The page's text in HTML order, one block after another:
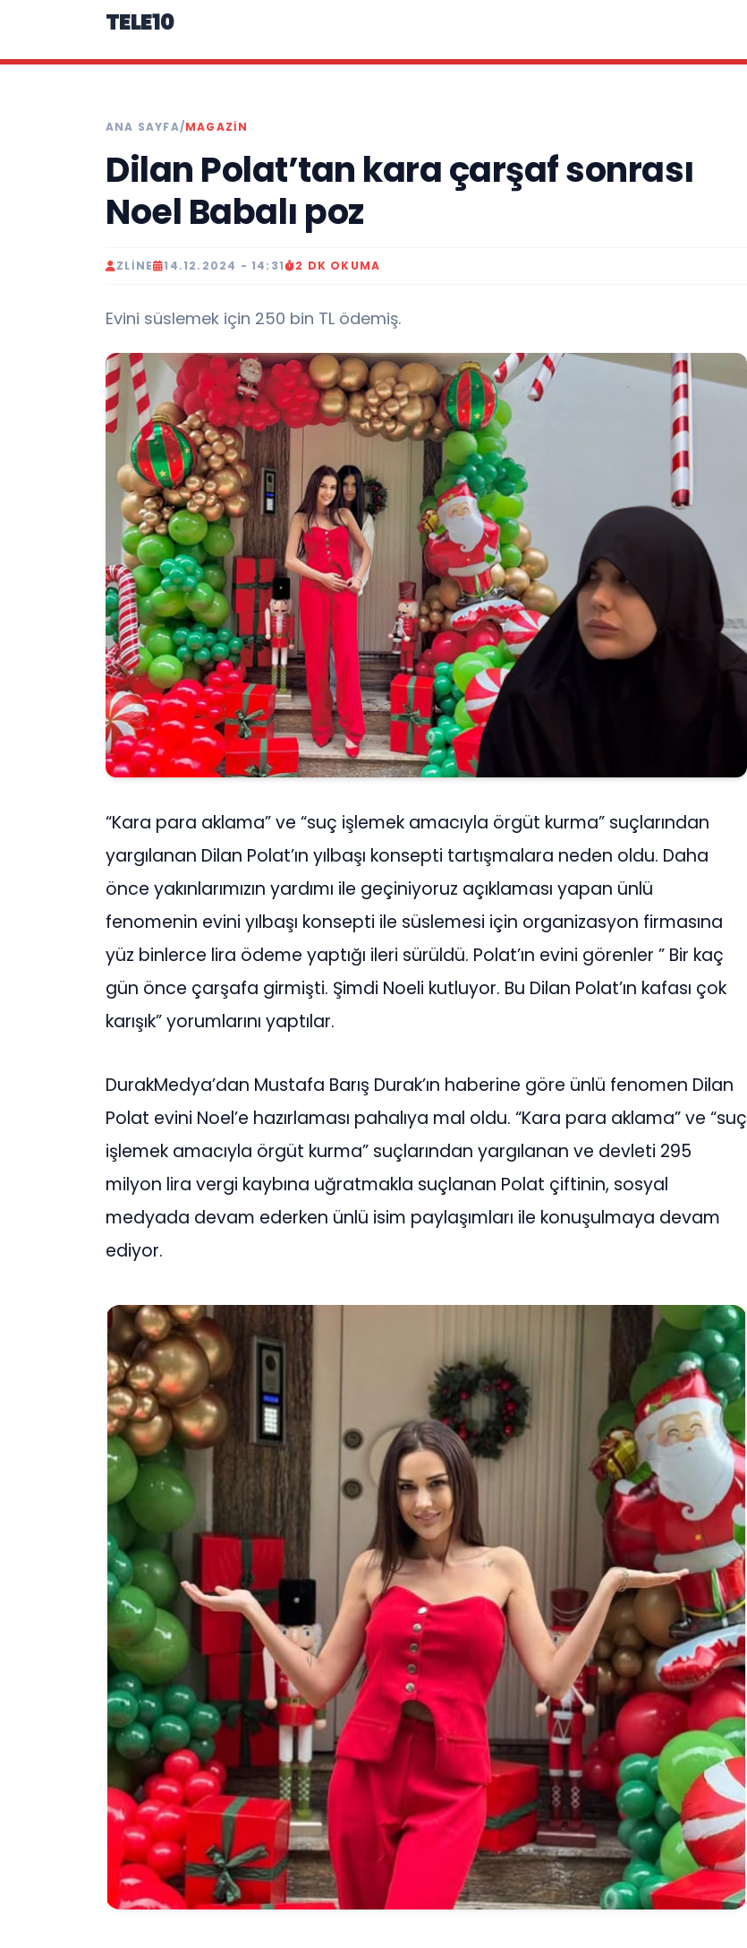
TELE10
ANA SAYFA/MAGAZIN
Dilan Polat’tan kara çarşaf sonrası
Noel Babalı poz
ZLINE 14.12.2024 - 14:31 2 DK OKUMA
Evini süslemek için 250 bin TL ödemiş.
“Kara para aklama” ve “suç işlemek amacıyla örgüt kurma” suçlarından
yargılanan Dilan Polat’ın yılbaşı konsepti tartışmalara neden oldu. Daha
önce yakınlarımızın yardımı ile geçiniyoruz açıklaması yapan ünlü
fenomenin evini yılbaşı konsepti ile süslemesi için organizasyon firmasına
yüz binlerce lira ödeme yaptığı ileri sürüldü. Polat’ın evini görenler ” Bir kaç
gün önce çarşafa girmişti. Şimdi Noeli kutluyor. Bu Dilan Polat’ın kafası çok
karışık” yorumlarını yaptılar.
DurakMedya’dan Mustafa Barış Durak’ın haberine göre ünlü fenomen Dilan
Polat evini Noel’e hazırlaması pahalıya mal oldu. “Kara para aklama” ve “suç
işlemek amacıyla örgüt kurma” suçlarından yargılanan ve devleti 295
milyon lira vergi kaybına uğratmakla suçlanan Polat çiftinin, sosyal
medyada devam ederken ünlü isim paylaşımları ile konuşulmaya devam
ediyor.